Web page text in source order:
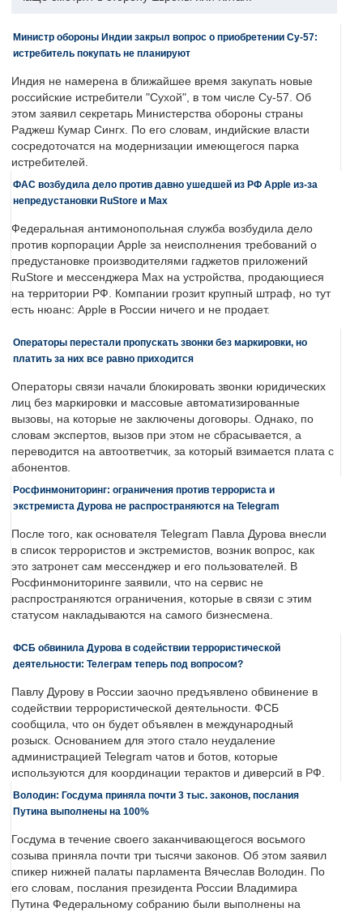
Министр обороны Индии закрыл вопрос о приобретении Су-57:
истребитель покупать не планируют
Индия не намерена в ближайшее время закупать новые
российские истребители "Сухой", в том числе Су-57. Об
этом заявил секретарь Министерства обороны страны
Раджеш Кумар Сингх. По его словам, индийские власти
сосредоточатся на модернизации имеющегося парка
истребителей.
ФАС возбудила дело против давно ушедшей из РФ Apple из-за
непредустановки RuStore и Max
Федеральная антимонопольная служба возбудила дело
против корпорации Apple за неисполнения требований о
предустановке производителями гаджетов приложений
RuStore и мессенджера Max на устройства, продающиеся
на территории РФ. Компании грозит крупный штраф, но тут
есть нюанс: Apple в России ничего и не продает.
Операторы перестали пропускать звонки без маркировки, но
платить за них все равно приходится
Операторы связи начали блокировать звонки юридических
лиц без маркировки и массовые автоматизированные
вызовы, на которые не заключены договоры. Однако, по
словам экспертов, вызов при этом не сбрасывается, а
переводится на автоответчик, за который взимается плата с
абонентов.
Росфинмониторинг: ограничения против террориста и
экстремиста Дурова не распространяются на Telegram
После того, как основателя Telegram Павла Дурова внесли
в список террористов и экстремистов, возник вопрос, как
это затронет сам мессенджер и его пользователей. В
Росфинмониторинге заявили, что на сервис не
распространяются ограничения, которые в связи с этим
статусом накладываются на самого бизнесмена.
ФСБ обвинила Дурова в содействии террористической
деятельности: Телеграм теперь под вопросом?
Павлу Дурову в России заочно предъявлено обвинение в
содействии террористической деятельности. ФСБ
сообщила, что он будет объявлен в международный
розыск. Основанием для этого стало неудаление
администрацией Telegram чатов и ботов, которые
используются для координации терактов и диверсий в РФ.
Володин: Госдума приняла почти 3 тыс. законов, послания
Путина выполнены на 100%
Госдума в течение своего заканчивающегося восьмого
созыва приняла почти три тысячи законов. Об этом заявил
спикер нижней палаты парламента Вячеслав Володин. По
его словам, послания президента России Владимира
Путина Федеральному собранию были выполнены на